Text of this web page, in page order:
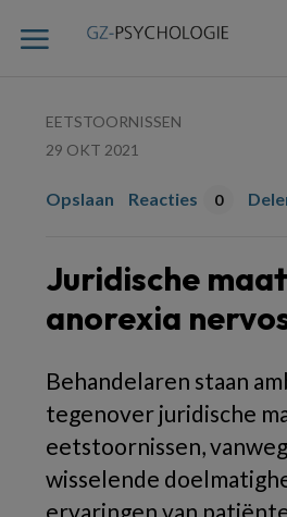
EETSTOORNISSEN
29 OKT 2021
Opslaan Reacties 0
Juridische
anorexia
Behandelaren staan
tegenover juridische
eetstoornissen,
wisselende
ervaringen van